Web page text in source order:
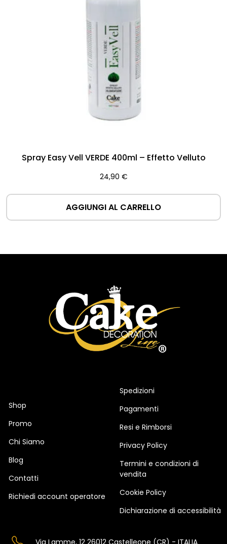
Spray Easy Vell VERDE 400ml – Effetto Velluto
24,90 €
AGGIUNGI AL CARRELLO
Shop
Promo
Chi Siamo
Blog
Contatti
Richiedi account operatore
Spedizioni
Pagamenti
Resi e Rimborsi
Privacy Policy
Termini e condizioni di
vendita
Cookie Policy
Dichiarazione di accessibilità
Via Lamme, 12 26012 Castelleone (CR) - ITALIA